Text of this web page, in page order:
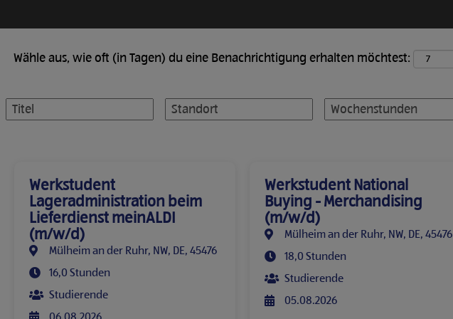
Wähle aus, wie oft (in Tagen) du eine Benachrichtigung erhalten möchtest:
Werkstudent
Lageradministration beim
Lieferdienst meinALDI
(m/w/d)
Mülheim an der Ruhr, NW, DE, 45476
16,0 Stunden
Studierende
06.08.2026
Werkstudent National
Buying - Merchandising
(m/w/d)
Mülheim an der Ruhr, NW, DE, 45476
18,0 Stunden
Studierende
05.08.2026